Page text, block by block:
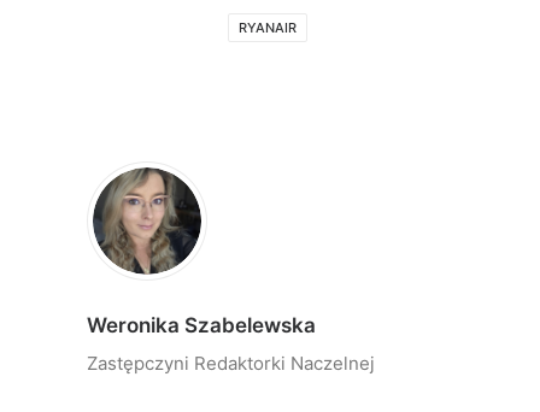
RYANAIR
Weronika Szabelewska
Zastępczyni Redaktorki Naczelnej